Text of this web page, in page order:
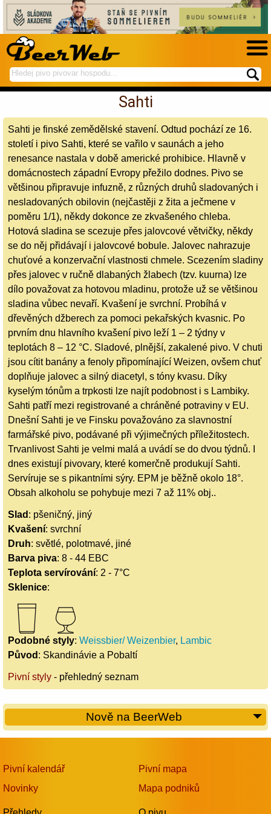
hledej
na
spustí
hledání
Sahti
Sahti je finské zemědělské stavení. Odtud pochází ze 16.
století i pivo Sahti, které se vařilo v saunách a jeho
renesance nastala v době americké prohibice. Hlavně v
domácnostech západní Evropy přežilo dodnes. Pivo se
většinou připravuje infuzně, z různých druhů sladovaných i
nesladovaných obilovin (nejčastěji z žita a ječmene v
poměru 1/1), někdy dokonce ze zkvašeného chleba.
Hotová sladina se scezuje přes jalovcové větvičky, někdy
se do něj přidávají i jalovcové bobule. Jalovec nahrazuje
chuťové a konzervační vlastnosti chmele. Scezením sladiny
přes jalovec v ručně dlabaných žlabech (tzv. kuurna) lze
dílo považovat za hotovou mladinu, protože už se většinou
sladina vůbec nevaří. Kvašení je svrchní. Probíhá v
dřevěných džberech za pomoci pekařských kvasnic. Po
prvním dnu hlavního kvašení pivo leží 1 – 2 týdny v
teplotách 8 – 12 °C. Sladové, plnější, zakalené pivo. V chuti
jsou cítit banány a fenoly připomínající Weizen, ovšem chuť
doplňuje jalovec a silný diacetyl, s tóny kvasu. Díky
kyselým tónům a trpkosti lze najít podobnost i s Lambiky.
Sahti patří mezi registrované a chráněné potraviny v EU.
Dnešní Sahti je ve Finsku považováno za slavnostní
farmářské pivo, podávané při výjimečných příležitostech.
Trvanlivost Sahti je velmi malá a uvádí se do dvou týdnů. I
dnes existují pivovary, které komerčně produkují Sahti.
Servíruje se s pikantními sýry. EPM je běžně okolo 18°.
Obsah alkoholu se pohybuje mezi 7 až 11% obj..
Slad : pšeničný, jiný
Kvašení: svrchní
Druh: světlé, polotmavé, jiné
Barva piva: 8 - 44 EBC
Teplota servírování: 2 - 7°C
Sklenice:
Podobné styly: Weissbier/ Weizenbier, Lambic
Původ : Skandinávie a Pobaltí
Pivní styly - přehledný seznam
Nově na BeerWeb
Pivní kalendář
Novinky
Pivní mapa
Mapa podniků